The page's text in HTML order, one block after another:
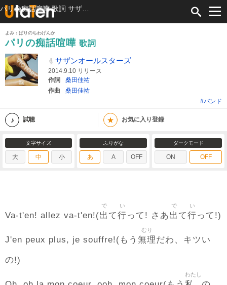
よみ：ぱりのちわげんか
パリの痴話喧嘩 歌詞
サザンオールスターズ
2014.9.10 リリース
作詞
桑田佳祐
作曲
桑田佳祐
#バンド
試聴 ★ お気に入り登録
文字サイズ
大 中 小
ふりがな
あ A OFF
ダークモード
ON OFF
Va-t'en! allez va-t'en!(出
で
て行
い
って! さあ出
で
て行
い
って!)
J'en peux plus, je souffre!(もう 無理
むり
だわ、キツい
の!)
わたし